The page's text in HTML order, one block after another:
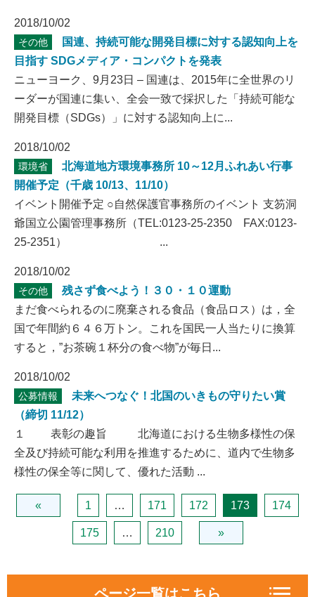
2018/10/02
その他
国連、持続可能な開発目標に対する認知向上を
目指す SDGメディア・コンパクトを発表
ニューヨーク、9月23日 – 国連は、2015年に全世界のリ
ーダーが国連に集い、全会一致で採択した「持続可能な
開発目標（SDGs）」に対する認知向上に...
2018/10/02
環境省
北海道地方環境事務所 10～12月ふれあい行事
開催予定（千歳 10/13、11/10）
イベント開催予定 ○自然保護官事務所のイベント 支笏洞
爺国立公園管理事務所（TEL:0123-25-2350 FAX:0123-
25-2351） ...
2018/10/02
その他
残さず食べよう！３０・１０運動
まだ食べられるのに廃棄される食品（食品ロス）は，全
国で年間約６４６万トン。これを国民一人当たりに換算
すると，”お茶碗１杯分の食べ物”が毎日...
2018/10/02
公募情報
未来へつなぐ！北国のいきもの守りたい賞
（締切 11/12）
１ 表彰の趣旨 北海道における生物多様性の保
全及び持続可能な利用を推進するために、道内で生物多
様性の保全等に関して、優れた活動 ...
« 1 … 171 172 173 174
175 … 210 »
ページ一覧はこちら